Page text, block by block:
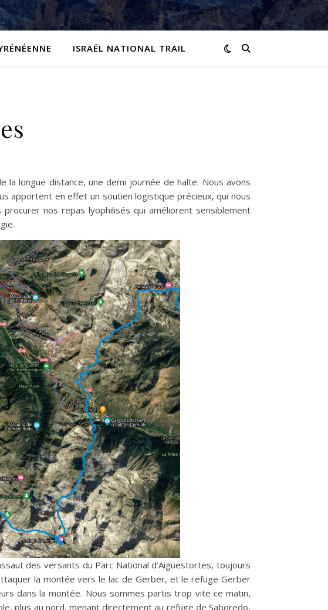
ISRAËL NATIONAL TRAIL
la longue distance, une demi journée de halte. Nous avons
apportent en effet un soutien logistique précieux, qui nous
nos repas lyophilisés qui améliorent sensiblement
des versants du Parc National d’Aigüestortes, toujours
la montée vers le lac de Gerber, et le refuge Gerber
dans la montée. Nous sommes partis trop vite ce matin,
plus au nord, menant directement au refuge de Saboredo,